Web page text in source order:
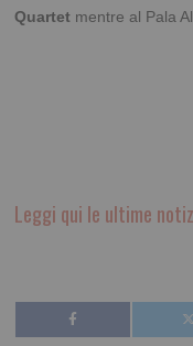
Quartet mentre al Pala
Leggi qui le ultime